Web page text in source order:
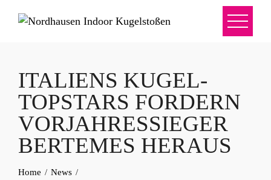
ITALIENS KUGEL-
TOPSTARS FORDERN
VORJAHRESSIEGER
BERTEMES HERAUS
Home
News